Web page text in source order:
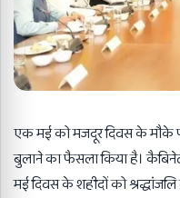
एक मई को मजदूर दिवस के मौके
बुलाने का फैसला किया है।
मई दिवस के शहीदों को